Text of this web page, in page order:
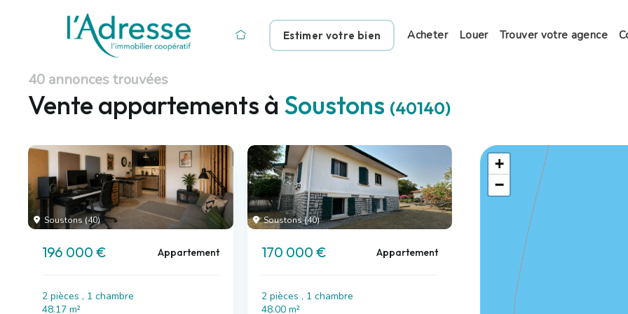
Estimer votre bien Acheter Louer Trouver votre agence
40 annonces trouvées
Vente appartements à Soustons (40140)
Soustons (40)
196 000 € Appartement
2 pièces , 1 chambre
48.17 m²
Soustons (40)
170 000 € Appartement
2 pièces , 1 chambre
48.00 m²
+
−